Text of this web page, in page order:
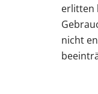
erlitten
nicht